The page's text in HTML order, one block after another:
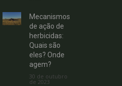
Mecanismos
de ação de
herbicidas:
Quais são
eles? Onde
agem?
30 de outubro
de 2023